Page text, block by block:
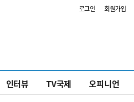
로그인 회원가입
인터뷰 TV국제 오피니언